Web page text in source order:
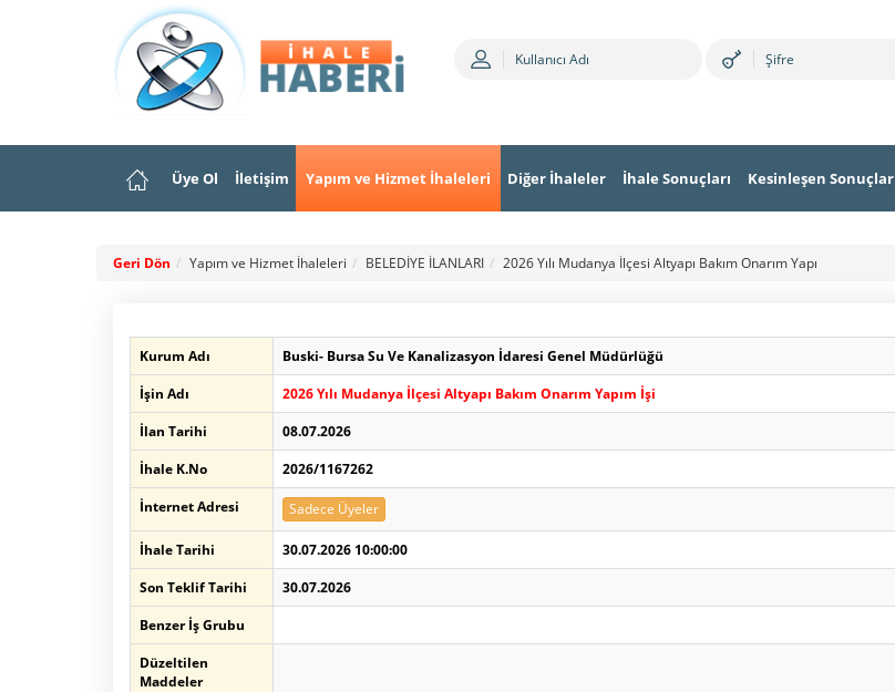
Üye Ol İletişim Yapım ve Hizmet İhaleleri Diğer İhaleler İhale Sonuçları Kesinleşen Sonuçlar
Geri Dön Yapım ve Hizmet İhaleleri BELEDİYE İLANLARI 2026 Yılı Mudanya İlçesi Altyapı Bakım Onarım Yapı
Kurum Adı
Buski- Bursa Su Ve Kanalizasyon İdaresi Genel Müdürlüğü
İşin Adı
2026 Yılı Mudanya İlçesi Altyapı Bakım Onarım Yapım İşi
İlan Tarihi
08.07.2026
İhale K.No
2026/1167262
İnternet Adresi
Sadece Üyeler
İhale Tarihi
30.07.2026 10:00:00
Son Teklif Tarihi
30.07.2026
Benzer İş Grubu
Düzeltilen
Maddeler